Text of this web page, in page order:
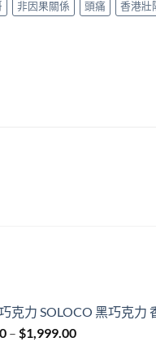
非因果關係 頭痛 香港壯
克力 SOLOCO 黑巧克力
– $1,999.00Price